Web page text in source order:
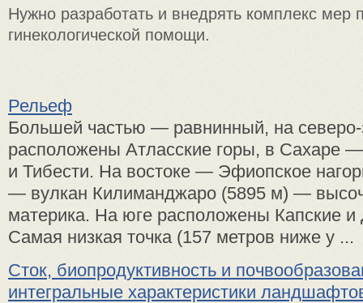
Нужно разработать и внедрять комплекс мер
гинекологической помощи.
Рельеф
Большей частью — равнинный, на
расположены Атласские горы, в Сахаре —
и Тибести. На востоке — Эфиопское
— вулкан Килиманджаро (5895 м) —
материка. На юге расположены Капские
Самая низкая точка (157 метров ниже у ...
Сток, биопродуктивность и
интегральные характеристики